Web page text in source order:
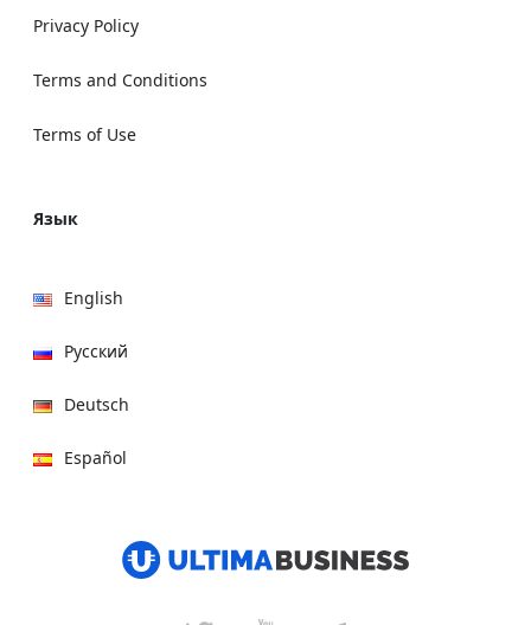
Privacy Policy
Terms and Conditions
Terms of Use
Язык
English
Русский
Deutsch
Español